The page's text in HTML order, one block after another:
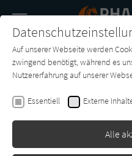
SUCHE
Buch-
Michael Coney
Der Sommer
Erschienen: Januar 1979
Auf unserer Webseite werden
zwingend benötigt, während es
Nutzererfahrung auf unserer
Essentiell Externe
Alle